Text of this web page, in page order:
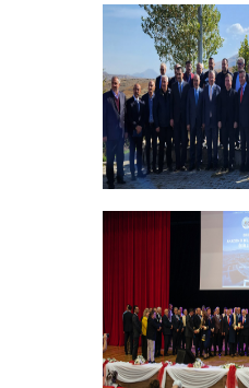
Bursiyer Tanışma
Vakıf Yönetim
Kemah'da Bir Takım